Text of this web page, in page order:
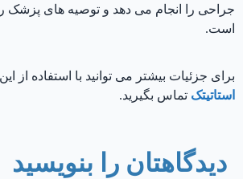
جراحی را انجام می دهد و توصیه های پزشک
است.
برای جزئیات بیشتر می توانید با استفاده از این
استاتيتک تماس بگیرید.
دیدگاهتان را بنویسید